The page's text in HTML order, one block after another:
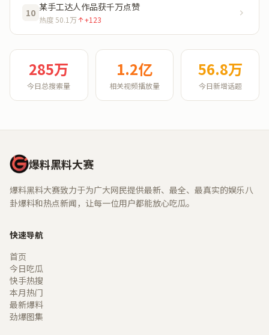
10 某手工达人作品获千万点赞
热度 50.1万 +123
285万
今日总搜索量
1.2亿
相关视频播放量
56.8万
今日新增话题
爆料黑料大赛
爆料黑料大赛致力于为广大网民提供最新、最全、最真实的娱乐八
卦爆料和热点新闻，让每一位用户都能放心吃瓜。
快速导航
首页
今日吃瓜
快手热搜
本月热门
最新爆料
劲爆图集